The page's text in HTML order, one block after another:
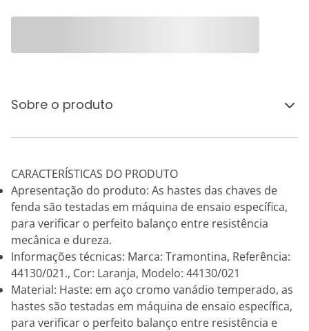
Sobre o produto
CARACTERÍSTICAS DO PRODUTO
Apresentação do produto: As hastes das chaves de
fenda são testadas em máquina de ensaio específica,
para verificar o perfeito balanço entre resistência
mecânica e dureza.
Informações técnicas: Marca: Tramontina, Referência:
44130/021., Cor: Laranja, Modelo: 44130/021
Material: Haste: em aço cromo vanádio temperado, as
hastes são testadas em máquina de ensaio específica,
para verificar o perfeito balanço entre resistência e